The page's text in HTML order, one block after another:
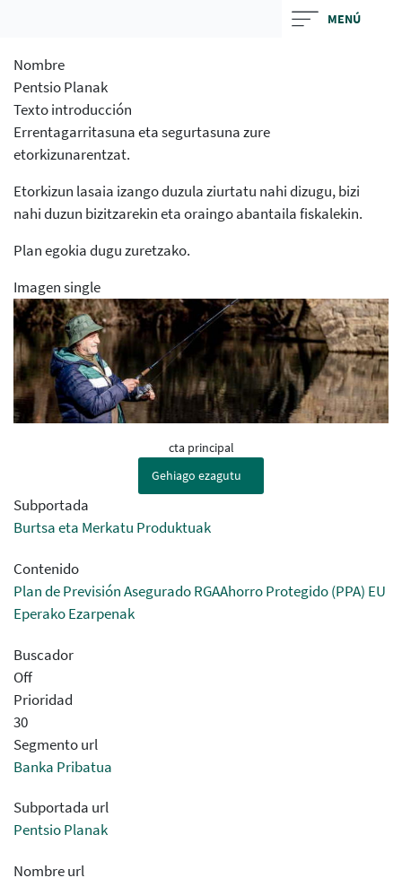
MENÚ
Nombre
Pentsio Planak
Texto introducción
Errentagarritasuna eta segurtasuna zure
etorkizunarentzat.
Etorkizun lasaia izango duzula ziurtatu nahi dizugu, bizi
nahi duzun bizitzarekin eta oraingo abantaila fiskalekin.
Plan egokia dugu zuretzako.
Imagen single
cta principal
Gehiago ezagutu
Subportada
Burtsa eta Merkatu Produktuak
Contenido
Plan de Previsión Asegurado RGAAhorro Protegido (PPA) EU
Eperako Ezarpenak
Buscador
Off
Prioridad
30
Segmento url
Banka Pribatua
Subportada url
Pentsio Planak
Nombre url